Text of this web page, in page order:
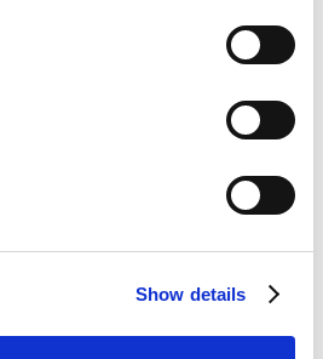
Show details
até 2035,
Norte é uma falsa